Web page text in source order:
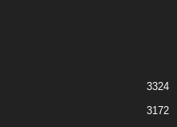
3324
3172